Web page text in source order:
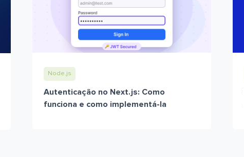
Node.js
Autenticação no Next.js: Como
funciona e como implementá-la